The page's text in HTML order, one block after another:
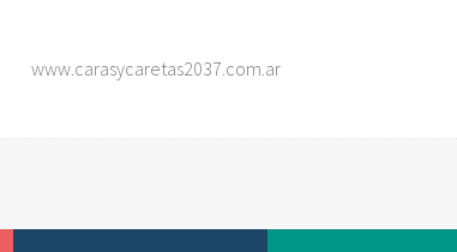
www.carasycaretas2037.com.ar